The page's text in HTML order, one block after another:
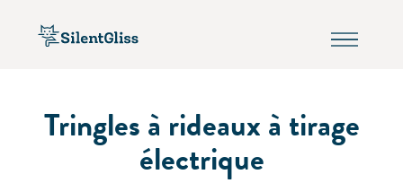
Tringles à rideaux à tirage
électrique